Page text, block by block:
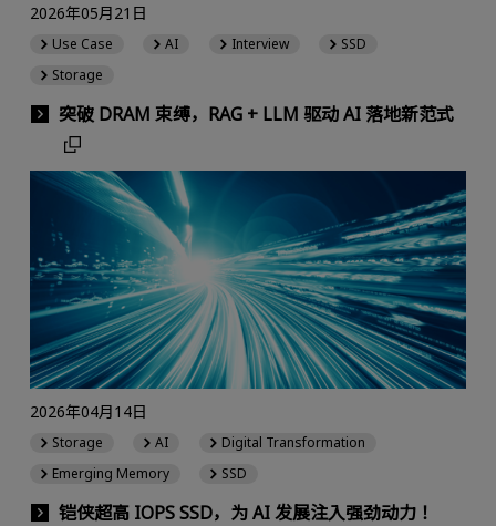
突破 DRAM 束缚，RAG + LLM 驱动 AI 落地新范式
2026年05月21日
Use Case AI Interview
SSD
Storage
铠侠超高 IOPS SSD，为 AI 发展注入强劲动力！
2026年04月14日
Storage AI
Digital Transformation
Emerging Memory
SSD